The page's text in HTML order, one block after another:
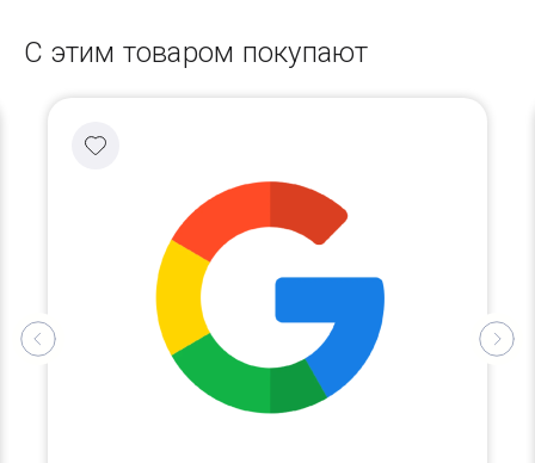
С этим товаром покупают